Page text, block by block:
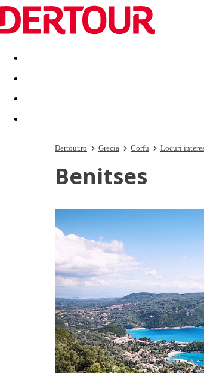
Destinatii Vacanta perfecta OFERTE DE
Dertour.ro Grecia Corfu Locuri
Benitses